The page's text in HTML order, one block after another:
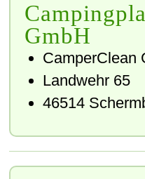
GmbH
CamperClean
Landwehr 65
46514